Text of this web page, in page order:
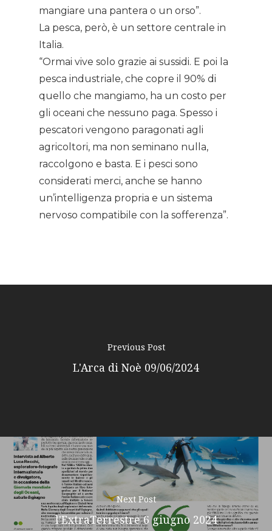
mangiare una pantera o un orso”.
La pesca, però, è un settore centrale in
Italia.
“Ormai vive solo grazie ai sussidi. E poi la
pesca industriale, che copre il 90% di
quello che mangiamo, ha un costo per
gli oceani che nessuno paga. Spesso i
pescatori vengono paragonati agli
agricoltori, ma non seminano nulla,
raccolgono e basta. E i pesci sono
considerati merci, anche se hanno
un’intelligenza propria e un sistema
nervoso compatibile con la sofferenza”.
Previous Post
L'Arca di Noè 09/06/2024
Next Post
l'ExtraTerrestre 6 giugno 2024